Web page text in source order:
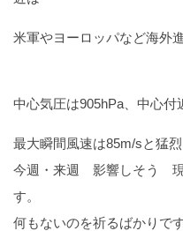
米軍やヨーロッパなど海外
中心気圧は905hPa、中心付
最大瞬間風速は85m/sと猛
今週・来週 影響しそう 現
す。
何もないのを